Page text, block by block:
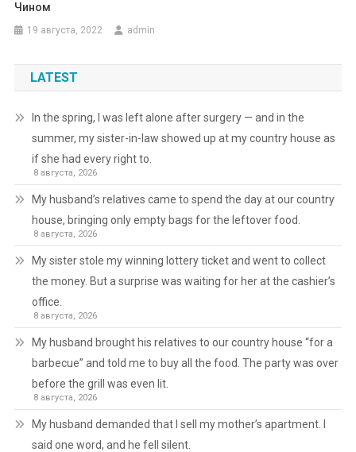
Чином
19 августа, 2022 admin
LATEST
In the spring, I was left alone after surgery — and in the
summer, my sister-in-law showed up at my country house as
if she had every right to.
8 августа, 2026
My husband’s relatives came to spend the day at our country
house, bringing only empty bags for the leftover food.
8 августа, 2026
My sister stole my winning lottery ticket and went to collect
the money. But a surprise was waiting for her at the cashier’s
office.
8 августа, 2026
My husband brought his relatives to our country house “for a
barbecue” and told me to buy all the food. The party was over
before the grill was even lit.
8 августа, 2026
My husband demanded that I sell my mother’s apartment. I
said one word, and he fell silent.